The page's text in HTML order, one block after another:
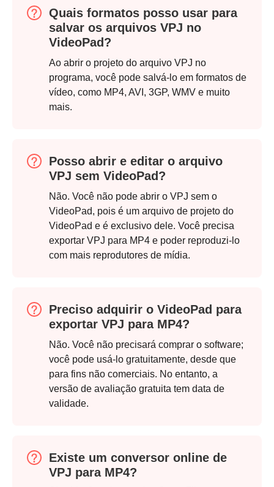
Passo 4.
Quais formatos posso usar para
salvar os arquivos VPJ no
VideoPad?
Ao abrir o projeto do arquivo VPJ no
programa, você pode salvá-lo em formatos de
vídeo, como MP4, AVI, 3GP, WMV e muito
mais.
Posso abrir e editar o arquivo
VPJ sem VideoPad?
Não. Você não pode abrir o VPJ sem o
VideoPad, pois é um arquivo de projeto do
VideoPad e é exclusivo dele. Você precisa
exportar VPJ para MP4 e poder reproduzi-lo
com mais reprodutores de mídia.
Preciso adquirir o VideoPad para
exportar VPJ para MP4?
Não. Você não precisará comprar o software;
você pode usá-lo gratuitamente, desde que
para fins não comerciais. No entanto, a
versão de avaliação gratuita tem data de
validade.
Existe um conversor online de
VPJ para MP4?